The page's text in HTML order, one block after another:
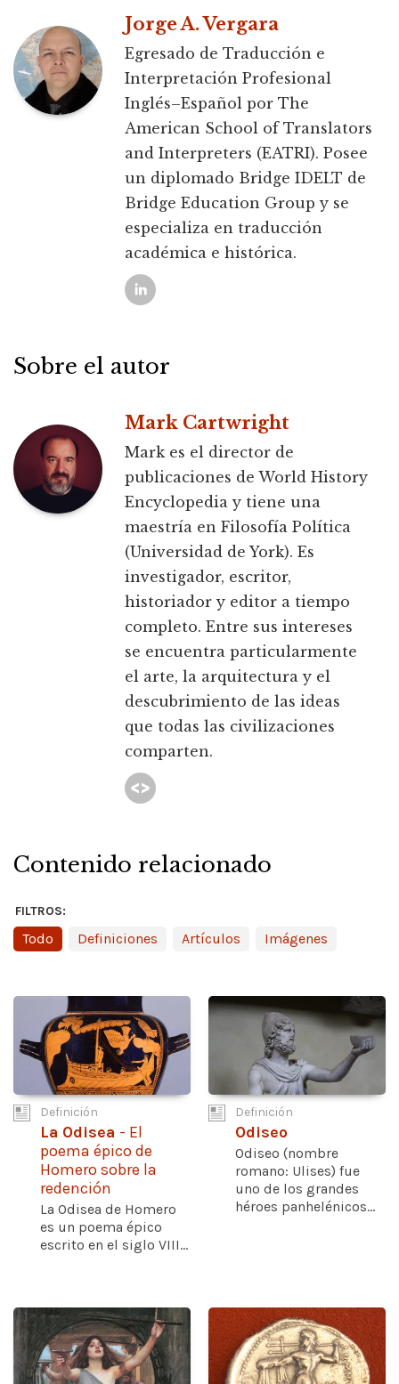
Jorge A. Vergara
Egresado de Traducción e
Interpretación Profesional
Inglés–Español por The
American School of Translators
and Interpreters (EATRI). Posee
un diplomado Bridge IDELT de
Bridge Education Group y se
especializa en traducción
académica e histórica.
Sobre el autor
Mark Cartwright
Mark es el director de
publicaciones de World History
Encyclopedia y tiene una
maestría en Filosofía Política
(Universidad de York). Es
investigador, escritor,
historiador y editor a tiempo
completo. Entre sus intereses
se encuentra particularmente
el arte, la arquitectura y el
descubrimiento de las ideas
que todas las civilizaciones
comparten.
Contenido relacionado
FILTROS:
Todo Definiciones Artículos Imágenes
Definición
La Odisea - El
poema épico de
Homero sobre la
redención
La Odisea de Homero
es un poema épico
escrito en el siglo VIII...
Definición
Odiseo
Odiseo (nombre
romano: Ulises) fue
uno de los grandes
héroes panhelénicos...